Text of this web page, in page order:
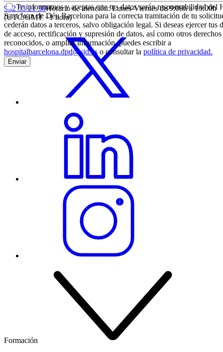
Te informamos y aceptas que tus datos serán responsabilidad del
Sant Joan de Déu Barcelona para la correcta tramitación de tu
cederán datos a terceros, salvo obligación legal. Si deseas ejercer tus
de acceso, rectificación y supresión de datos, así como otros derechos
reconocidos, o ampliar información, puedes escribir a
hospitalbarcelona.dpd@sjd.es o consultar la política de privacidad.
932 53 21 30Horario de atención: Lunes-Viernes de 9:00h a 15:00h
(UTC/GMT +1 hora)
Formación